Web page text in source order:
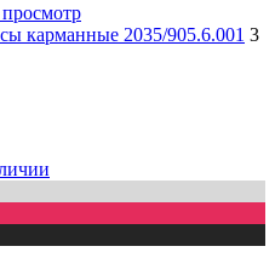
карманные 2035/905.6.001 3